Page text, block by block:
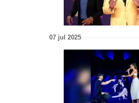
07 jul 2025